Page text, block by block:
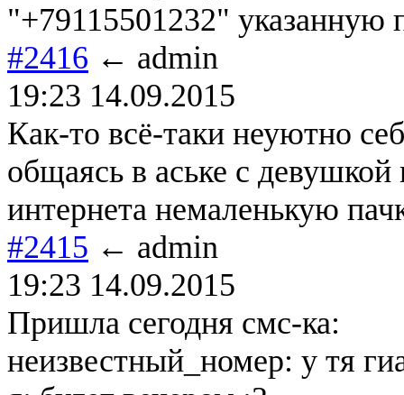
"+79115501232" указанную
#2416 ← admin
19:23 14.09.2015
Как-то всё-таки неуютно
общаясь в аське с девушкой
интернета немаленькую
#2415 ← admin
19:23 14.09.2015
Пришла сегодня смс-ка:
неизвестный_номер: у тя